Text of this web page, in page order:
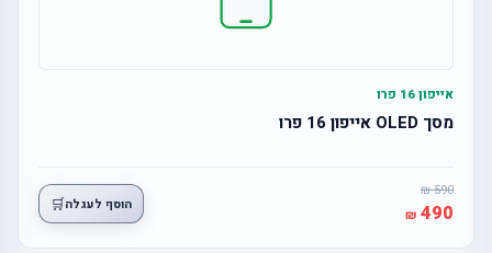
אייפון 16 פרו
מסך OLED אייפון 16 פרו
590
490 הוסף לעגלה🛒